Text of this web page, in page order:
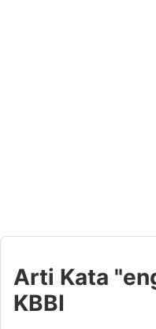
Arti Kata
KBBI